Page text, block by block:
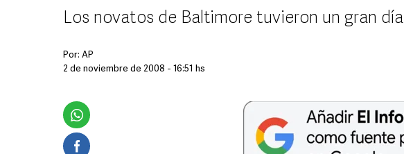
Los novatos de Baltimore tuvieron un gran día
Por: AP
2 de noviembre de 2008 - 16:51 hs